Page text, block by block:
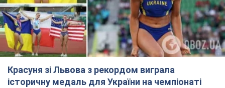
Красуня зі Львова з рекордом виграла
історичну медаль для України на чемпіонаті